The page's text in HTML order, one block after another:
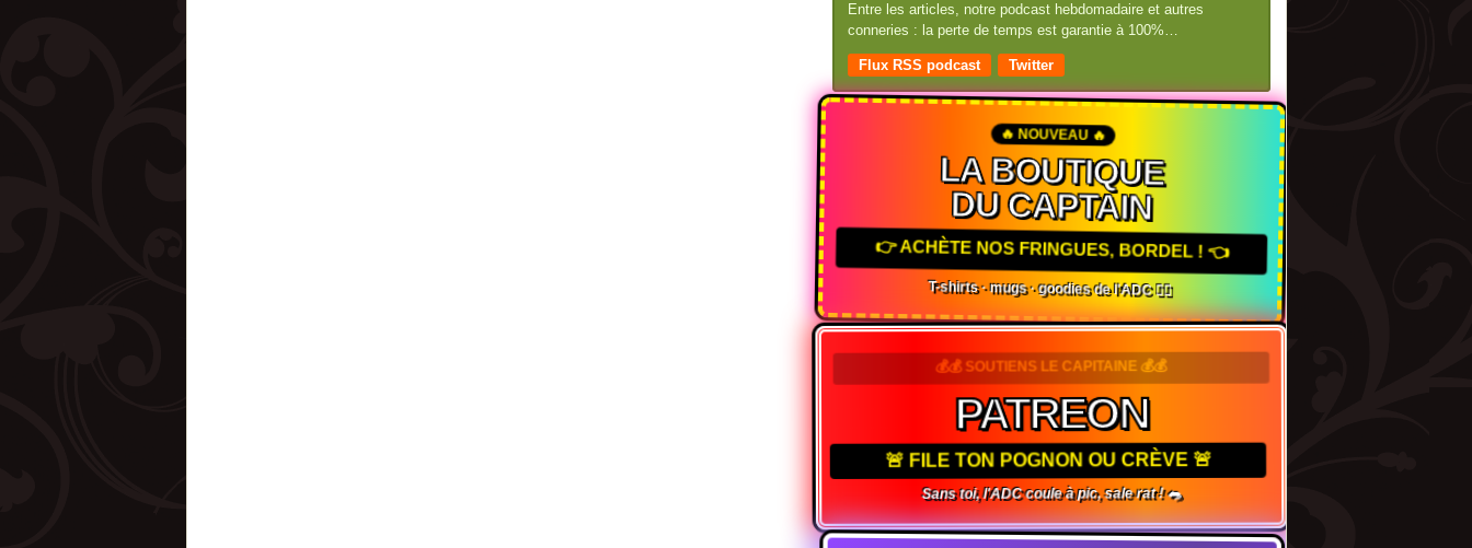
Entre les articles, notre podcast hebdomadaire et autres
conneries : la perte de temps est garantie à 100%…
Flux RSS podcast Twitter
🔥 NOUVEAU 🔥
LA BOUTIQUE
DU CAPTAIN
👉 ACHÈTE NOS FRINGUES, BORDEL ! 👈
T-shirts · mugs · goodies de l'ADC 🏴‍☠️
💰💰 SOUTIENS LE CAPITAINE 💰💰
PATREON
🚨 FILE TON POGNON OU CRÈVE 🚨
Sans toi, l'ADC coule à pic, sale rat ! 🐀